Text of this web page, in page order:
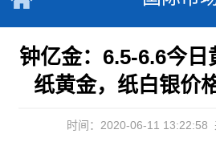
钟亿金：6.5-6.6今日
纸黄金，纸白银价
时间：2020-06-11 13:22:58